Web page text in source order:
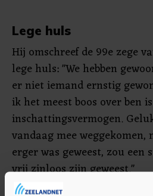
Lege huls
Hij omschreef de 99e zege
lege huls: "We hebben
er niet iemand ernstig
ik het meest boos over ben
inschattingsvermogen.
vandaag mee
erger was geweest, zou een
vrij zinloos zijn geweest."